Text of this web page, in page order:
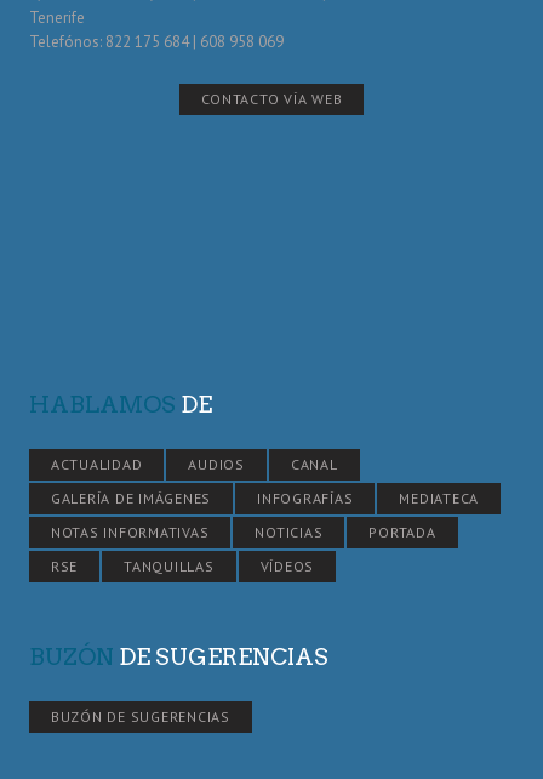
Tenerife
Telefónos: 822 175 684 | 608 958 069
CONTACTO VÍA WEB
HABLAMOS DE
ACTUALIDAD AUDIOS
CANAL
GALERÍA DE IMÁGENES
INFOGRAFÍAS
MEDIATECA
NOTAS INFORMATIVAS
NOTICIAS
PORTADA
RSE
TANQUILLAS VÍDEOS
BUZÓN DE SUGERENCIAS
BUZÓN DE SUGERENCIAS